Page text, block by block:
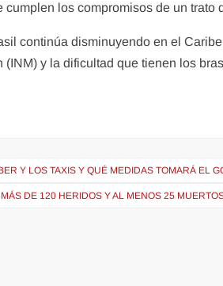
los compromisos de un trato
continúa disminuyendo en el
y la dificultad que tienen los
Y LOS TAXIS Y QUÉ MEDIDAS TOMARÁ EL
MÁS DE 120 HERIDOS Y AL MENOS 25